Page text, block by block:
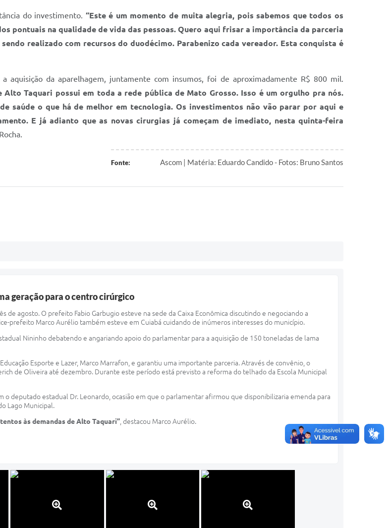
do investimento. “Este é um momento de muita alegria, pois sabemos que todos os
pontuais na qualidade de vida das pessoas. Quero aqui frisar a importância da parceria
realizado com recursos do duodécimo. Parabenizo cada vereador. Esta conquista é
aquisição da aparelhagem, juntamente com insumos, foi de aproximadamente R$ 800 mil.
Taquari possui em toda a rede pública de Mato Grosso. Isso é um orgulho pra nós.
saúde o que há de melhor em tecnologia. Os investimentos não vão parar por aqui e
E já adianto que as novas cirurgias já começam de imediato, nesta quinta-feira
Fonte: Ascom | Matéria: Eduardo Candido - Fotos: Bruno Santos
geração para o centro cirúrgico
agosto. O prefeito Fabio Garbugio esteve na sede da Caixa Econômica discutindo e negociando a
prefeito Marco Aurélio também esteve em Cuiabá cuidando de inúmeros interesses do município.
Nininho debatendo e angariando apoio do parlamentar para a aquisição de 150 toneladas de lama
Esporte e Lazer, Marco Marrafon, e garantiu uma importante parceria. Através de convênio, o
de Oliveira até dezembro. Durante este período está previsto a reforma do telhado da Escola Municipal
deputado estadual Dr. Leonardo, ocasião em que o parlamentar afirmou que disponibilizaria emenda para
Lago Municipal.
às demandas de Alto Taquari” , destacou Marco Aurélio.